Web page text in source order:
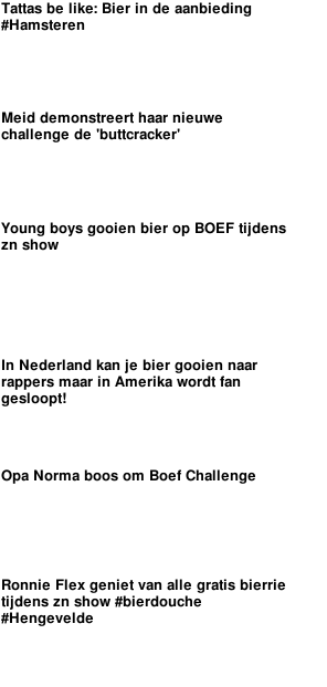
Tattas be like: Bier in de aanbieding
#Hamsteren
Meid demonstreert haar nieuwe
challenge de 'buttcracker'
Young boys gooien bier op BOEF tijdens
zn show
In Nederland kan je bier gooien naar
rappers maar in Amerika wordt fan
gesloopt!
Opa Norma boos om Boef Challenge
Ronnie Flex geniet van alle gratis bierrie
tijdens zn show #bierdouche
#Hengevelde